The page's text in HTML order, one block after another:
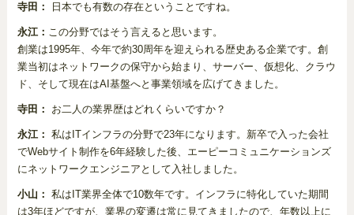
寺田： 日本でも有数の存在ということですね。
永江： この分野ではそう言えると思います。
創業は1995年、今年で約30周年を迎えられる歴史ある企業です。創
業当初はネットワークの保守から始まり、サーバー、仮想化、クラウ
ド、そして現在はAI基盤へと事業領域を広げてきました。
寺田： お二人の業界歴はどれくらいですか？
永江： 私はITインフラの分野で23年になります。新卒で入った会社
でWebサイト制作を6年経験した後、エーピーコミュニケーションズ
にネットワークエンジニアとして入社しました。
小山： 私はIT業界全体で10数年です。インフラに特化していた期間
は3年ほどですが、業界の変遷は常に見てきましたので、年数以上に